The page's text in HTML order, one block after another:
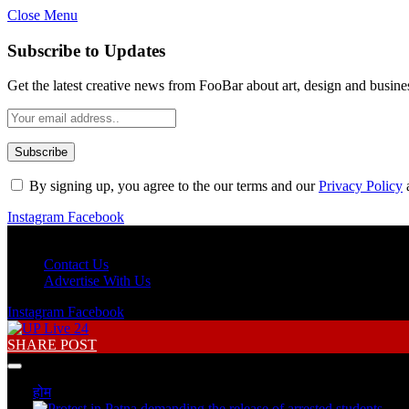
Close Menu
Subscribe to Updates
Get the latest creative news from FooBar about art, design and
By signing up, you agree to the our terms and ourPrivacy Policy
Instagram Facebook
Contact Us
Advertise With Us
Instagram Facebook
SHARE POST
होम